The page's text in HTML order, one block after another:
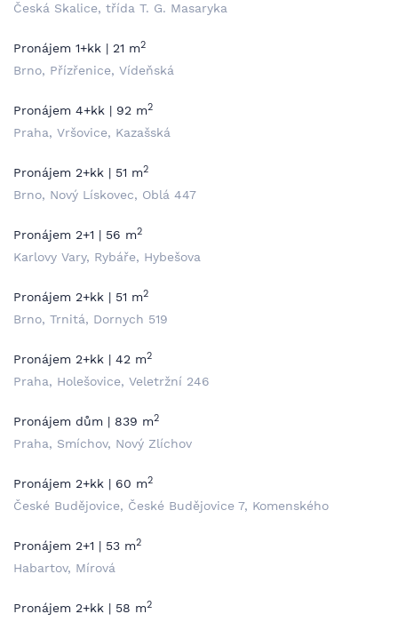
Česká Skalice, třída T. G. Masaryka
Pronájem 1+kk | 21 m2
Brno, Přízřenice, Vídeňská
Pronájem 4+kk | 92 m2
Praha, Vršovice, Kazašská
Pronájem 2+kk | 51 m2
Brno, Nový Lískovec, Oblá 447
Pronájem 2+1 | 56 m2
Karlovy Vary, Rybáře, Hybešova
Pronájem 2+kk | 51 m2
Brno, Trnitá, Dornych 519
Pronájem 2+kk | 42 m2
Praha, Holešovice, Veletržní 246
Pronájem dům | 839 m2
Praha, Smíchov, Nový Zlíchov
Pronájem 2+kk | 60 m2
České Budějovice, České Budějovice 7, Komenského
Pronájem 2+1 | 53 m2
Habartov, Mírová
Pronájem 2+kk | 58 m2